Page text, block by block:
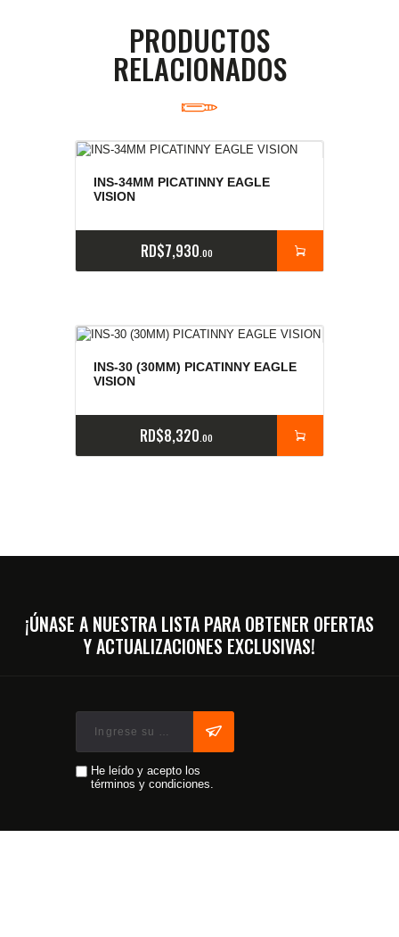
PRODUCTOS
RELACIONADOS
INS-34MM PICATINNY EAGLE
VISION
RD$7,930 00
INS-30 (30MM) PICATINNY EAGLE
VISION
RD$8,320 00
¡ÚNASE A NUESTRA LISTA PARA OBTENER OFERTAS
Y ACTUALIZACIONES EXCLUSIVAS!
He leído y acepto los
términos y condiciones.